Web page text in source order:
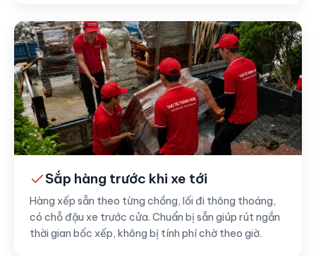
Sắp hàng trước khi xe tới
Hàng xếp sẵn theo từng chồng, lối đi thông thoáng,
có chỗ đậu xe trước cửa. Chuẩn bị sẵn giúp rút ngắn
thời gian bốc xếp, không bị tính phí chờ theo giờ.